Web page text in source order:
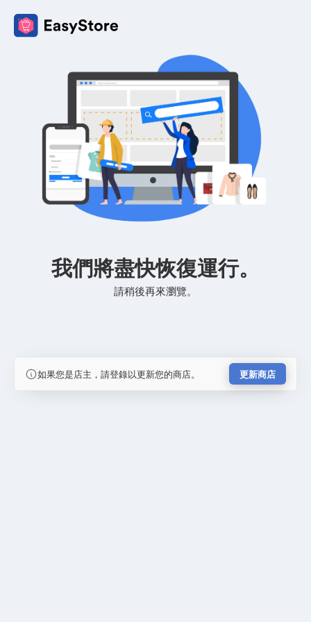
我們將盡快恢復運行。
請稍後再來瀏覽。
如果您是店主，請登錄以更新您的商店。 更新商店